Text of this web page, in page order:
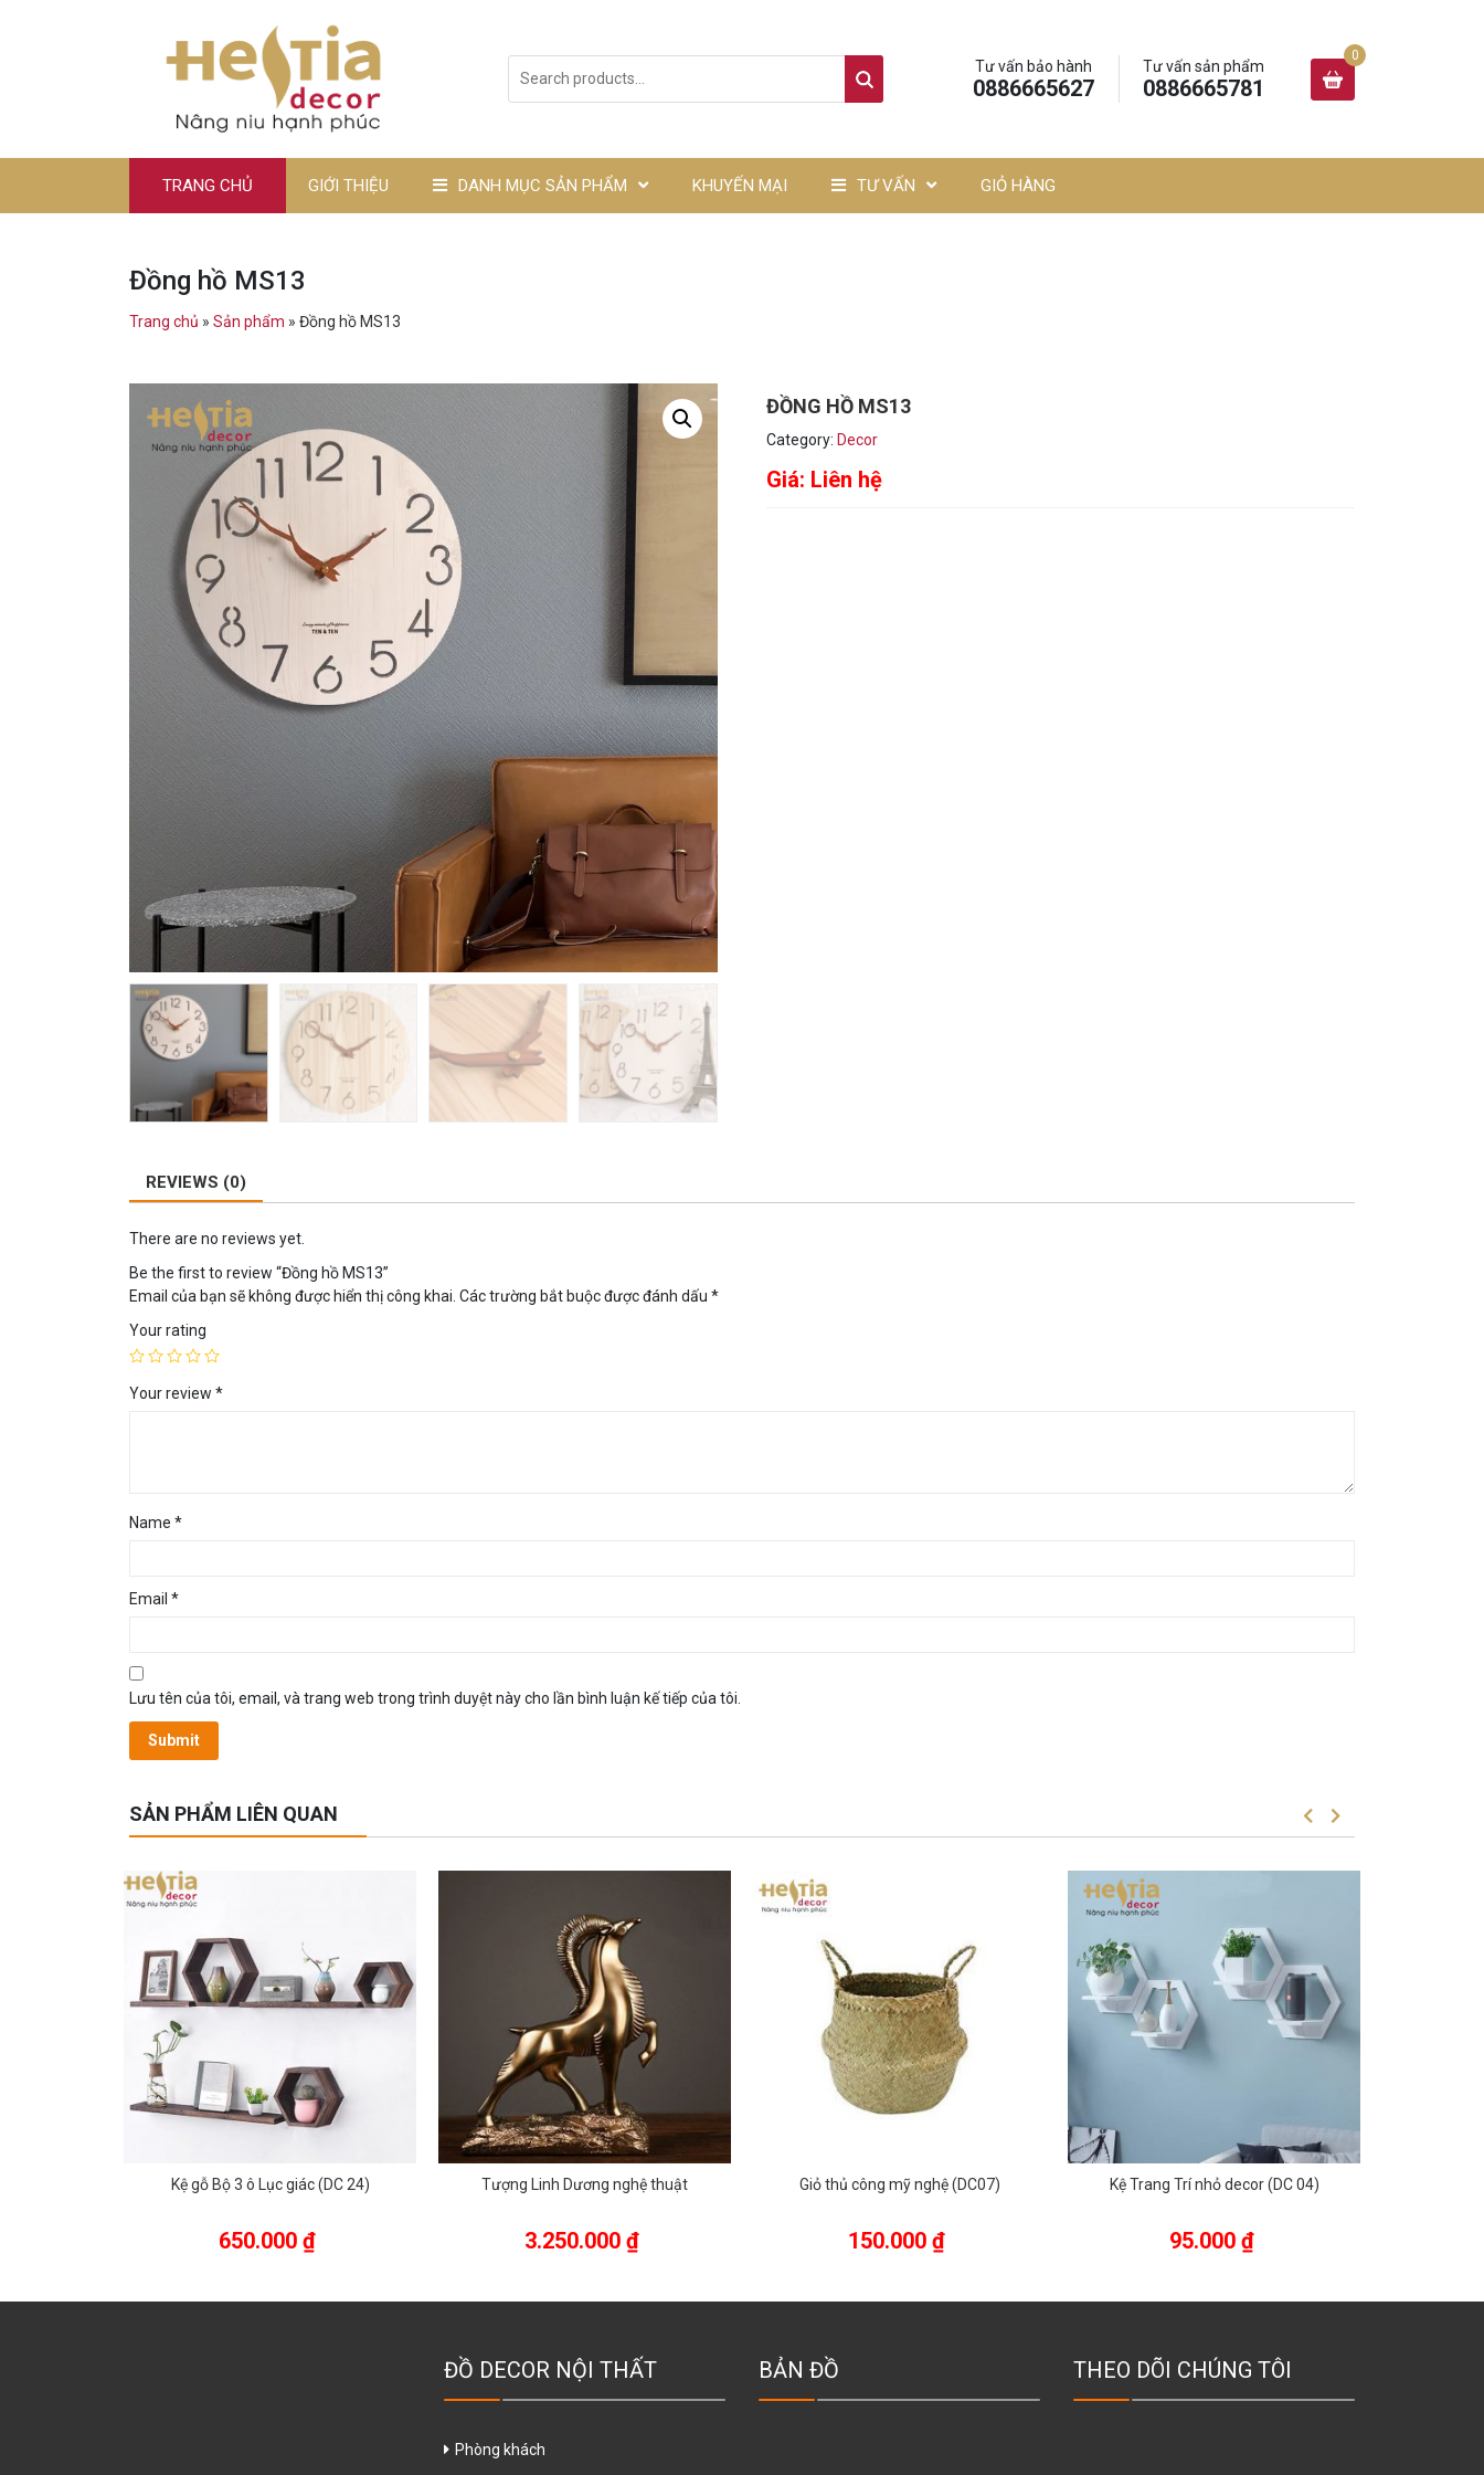
Tư vấn bảo hành
0886665627
Tư vấn sản phẩm
0886665781
TRANG CHỦ GIỚI THIỆU DANH MỤC SẢN PHẨM KHUYẾN MẠI TƯ VẤN GIỎ HÀNG
Đồng hồ MS13
Trang chủ » Sản phẩm » Đồng hồ MS13
ĐỒNG HỒ MS13
Category: Decor
Giá: Liên hệ
REVIEWS (0)
There are no reviews yet.
Be the first to review “Đồng hồ MS13”
Email của bạn sẽ không được hiển thị công khai. Các trường bắt buộc được đánh dấu *
Your rating
Your review *
Name *
Email *
Lưu tên của tôi, email, và trang web trong trình duyệt này cho lần bình luận kế tiếp của tôi.
SẢN PHẨM LIÊN QUAN
Kệ gỗ Bộ 3 ô Lục giác (DC 24)
650.000 ₫
Tượng Linh Dương nghệ thuật
3.250.000 ₫
Giỏ thủ công mỹ nghệ (DC07)
150.000 ₫
Kệ Trang Trí nhỏ decor (DC 04)
95.000 ₫
ĐỒ DECOR NỘI THẤT
Phòng khách
BẢN ĐỒ THEO DÕI CHÚNG TÔI